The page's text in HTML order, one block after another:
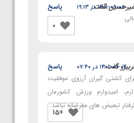
گفت:
۱۴۰۱-۰۹-۰۸ در ۱۹:۱۳
0
پاسخ
گفت:
۱۴۰۱-۰۹-۰۴ در ۰۷:۴۰
کشتی گیران آرزوی موفقیت
امیدوارم ورزش کشورمان
تبعیض های مغرضانه نباشد.
+15
پاسخ